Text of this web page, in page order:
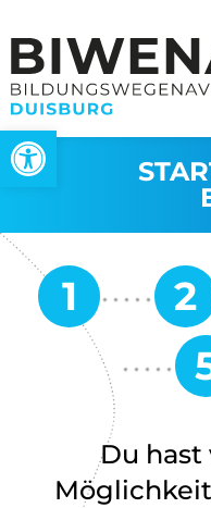
Werkzeugleiste öffnen
Du hast